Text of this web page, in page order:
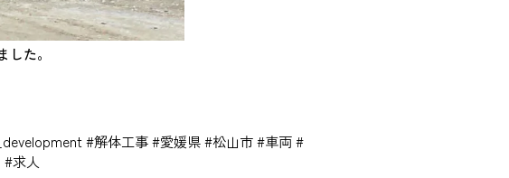
た。
#解体工事 #愛媛県 #松山市 #車両 #
求人